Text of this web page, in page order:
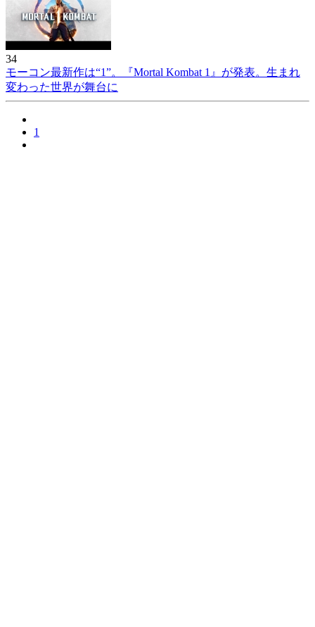
34
モーコン最新作は“1”。『Mortal Kombat 1』が発表。生まれ
変わった世界が舞台に
1